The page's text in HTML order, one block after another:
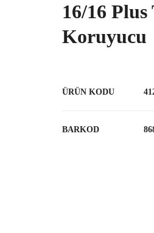
16/16
Koruyucu
ÜRÜN KODU
BARKOD